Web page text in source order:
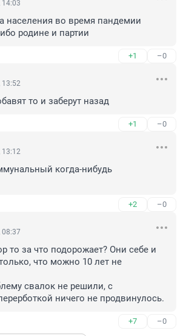
населения во время пандемии
родине и партии
+1 –0
13:52
то и заберут назад
+1 –0
13:12
когда-нибудь
+2 –0
08:37
то за что подорожает? Они себе и
что можно 10 лет не
свалок не решили, с
ничего не продвинулось.
+7 –0